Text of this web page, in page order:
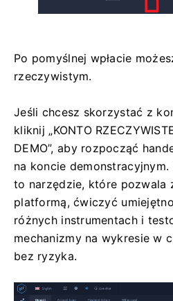
Po pomyślnej wpłacie
rzeczywistym.
Jeśli chcesz skorzystać z
kliknij „KONTO
DEMO”, aby rozpocząć
na koncie
to narzędzie, które pozwala
platformą, ćwiczyć
różnych instrumentach i
mechanizmy na wykresie w
bez ryzyka.